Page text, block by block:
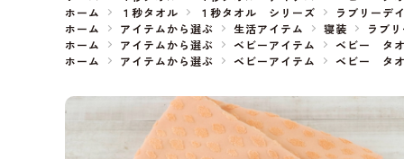
ホーム
１秒タオル １秒タオル シリーズ ラブリーデイ
ホーム
アイテムから選ぶ 生活アイテム 寝装
ラブ
ホーム
アイテムから選ぶ ベビーアイテム ベビー タ
ホーム
アイテムから選ぶ ベビーアイテム ベビー タ